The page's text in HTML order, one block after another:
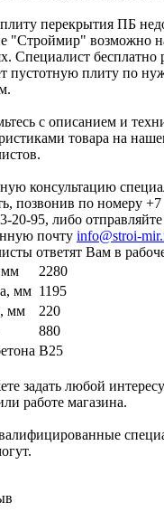
перекрытия ПБ
"Строймир" возможно
Специалист бесплатно
пустотную плиту по
с описанием и
товара на
консультацию
позвонив по номеру
20-95, либо отправляйте
почту info@stroi-
ответят Вам в
мм
2280
мм 1195
мм
220
880
B25
задать любой
работе магазина.